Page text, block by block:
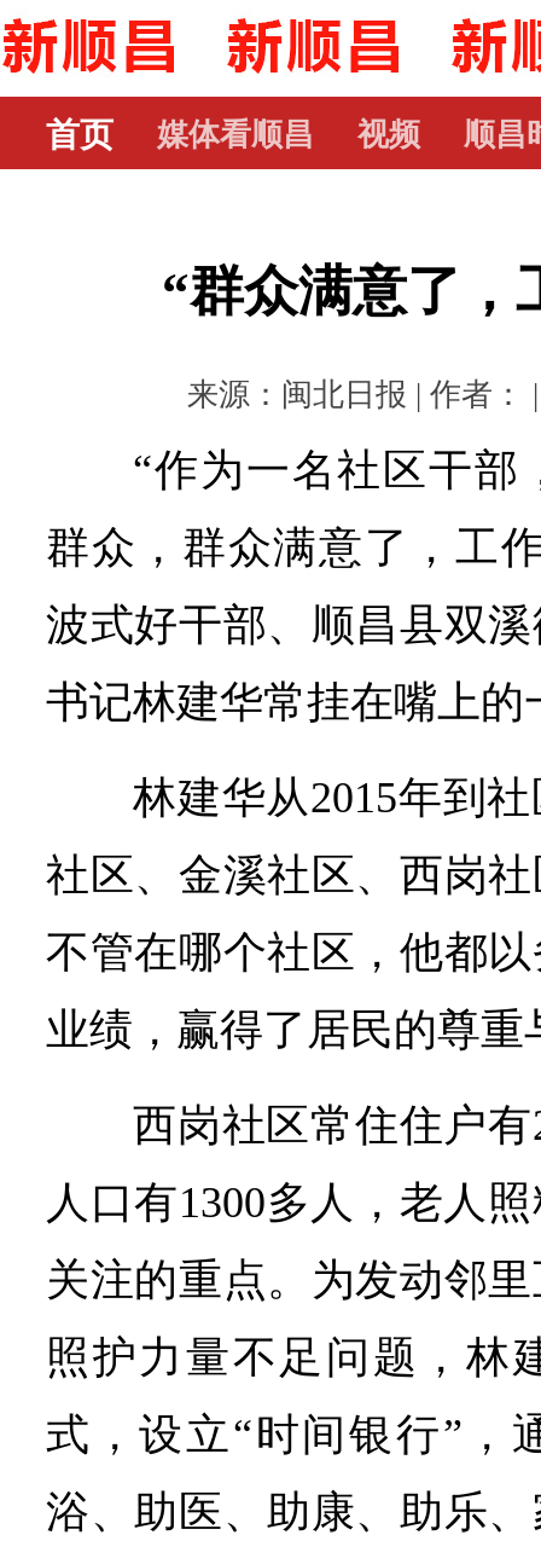
首页 媒体看顺昌 视频 顺昌
“群众满意了，
来源：闽北日报 | 作者：
“作为一名社区干部
群众，群众满意了，工
波式好干部、顺昌县双
书记林建华常挂在嘴上的
林建华从2015年到
社区、金溪社区、西岗
不管在哪个社区，他都
业绩，赢得了居民的尊重
西岗社区常住住户
人口有1300多人，老人
关注的重点。为发动邻
照护力量不足问题，林
式，设立“时间银行”，
浴、助医、助康、助乐